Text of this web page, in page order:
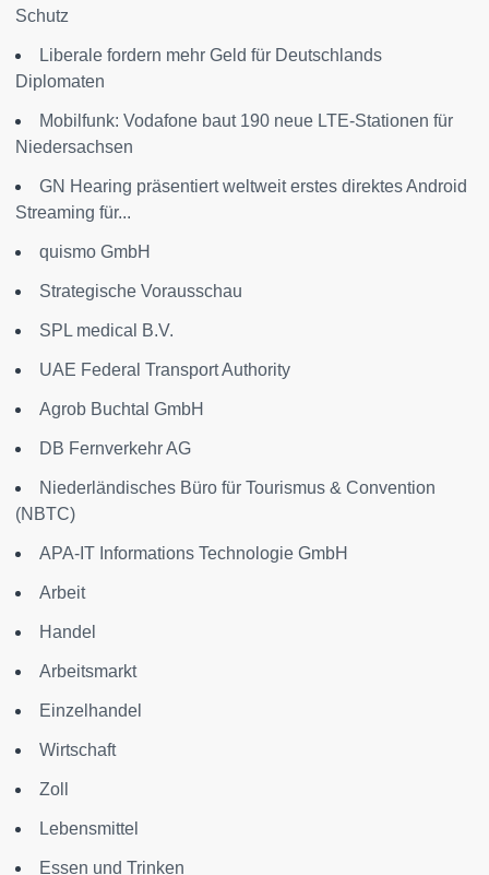
Schutz
Liberale fordern mehr Geld für Deutschlands
Diplomaten
Mobilfunk: Vodafone baut 190 neue LTE-Stationen für
Niedersachsen
GN Hearing präsentiert weltweit erstes direktes Android
Streaming für...
quismo GmbH
Strategische Vorausschau
SPL medical B.V.
UAE Federal Transport Authority
Agrob Buchtal GmbH
DB Fernverkehr AG
Niederländisches Büro für Tourismus & Convention
(NBTC)
APA-IT Informations Technologie GmbH
Arbeit
Handel
Arbeitsmarkt
Einzelhandel
Wirtschaft
Zoll
Lebensmittel
Essen und Trinken